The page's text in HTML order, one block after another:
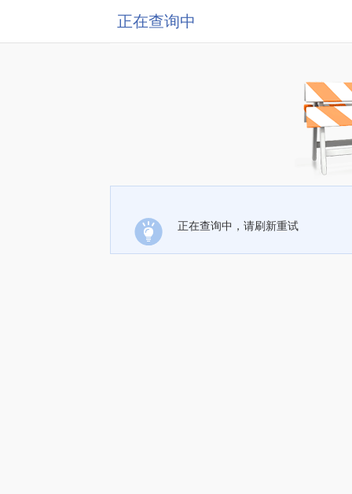
正在查询中
正在查询中，请刷新重试